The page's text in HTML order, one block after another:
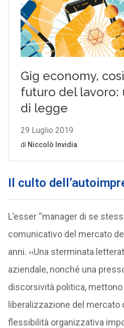
Il culto
L’esser “manager di se
comunicativo del mercato
anni. ‹‹Una sterminata
aziendale, nonché una
discorsività politica,
liberalizzazione del mercato
flessibilità organizzativa